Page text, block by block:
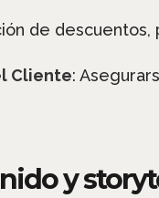
de
Cliente:
y